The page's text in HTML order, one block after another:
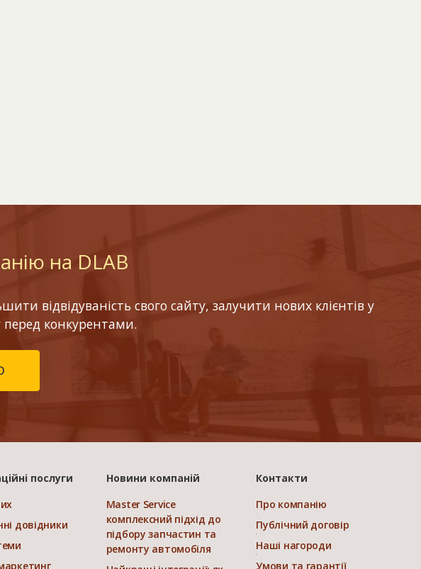
на DLAB
відвідуваність свого сайту, залучити нових клієнтів у
перед конкурентами.
послуги
довідники
Новини компаній
Master Service
комплексний підхід до
підбору запчастин та
ремонту автомобіля
Контакти
Про компанію
Публічний договір
Наші нагороди
Умови та гарантії